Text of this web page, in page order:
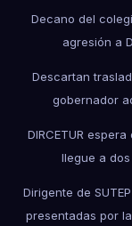
Decano del
agresión a
Descartan
gobernador
DIRCETUR
llegue a
Dirigente de
presentadas por